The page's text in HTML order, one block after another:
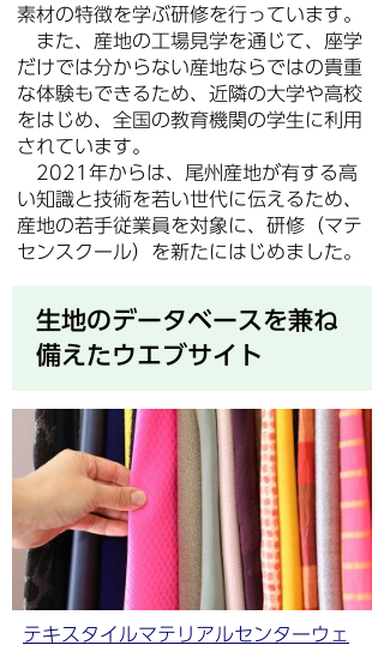
素材の特徴を学ぶ研修を行っています。
また、産地の工場見学を通じて、座学
だけでは分からない産地ならではの貴重
な体験もできるため、近隣の大学や高校
をはじめ、全国の教育機関の学生に利用
されています。
2021年からは、尾州産地が有する高
い知識と技術を若い世代に伝えるため、
産地の若手従業員を対象に、研修（マテ
センスクール）を新たにはじめました。
生地のデータベースを兼ね
備えたウエブサイト
テキスタイルマテリアルセンターウェ